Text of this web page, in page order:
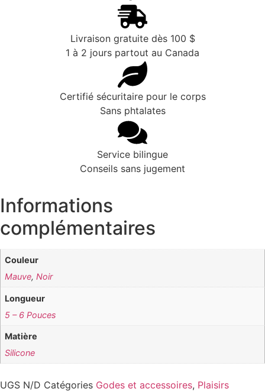
Livraison gratuite dès 100 $
1 à 2 jours partout au Canada
Certifié sécuritaire pour le corps
Sans phtalates
Service bilingue
Conseils sans jugement
Informations
complémentaires
Couleur
Mauve,Noir
Longueur
5 – 6 Pouces
Matière
Silicone
UGS N/D Catégories Godes et accessoires, Plaisirs